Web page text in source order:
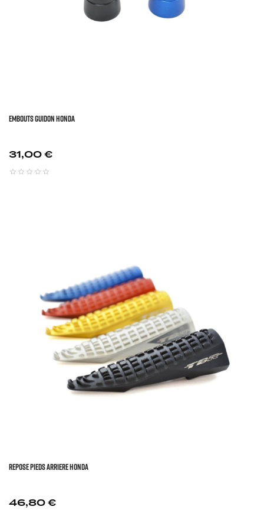
EMBOUTS GUIDON HONDA
Prix
31,00 €
REPOSE PIEDS ARRIERE HONDA
Prix
46,80 €